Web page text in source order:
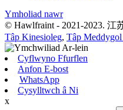
Ymholiad nawr
© Hawlfraint - 2021-2023. 江
Tâp Kinesioleg, Tâp
Cyflwyno Ffurflen
Anfon E-bost
WhatsApp
Cysylltwch â Ni
x